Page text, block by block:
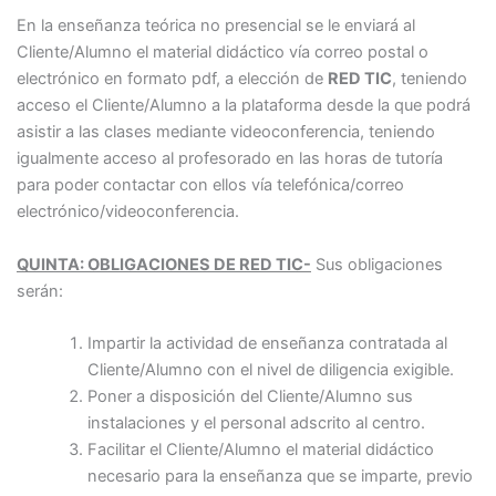
En la enseñanza teórica no presencial se le enviará al
Cliente/Alumno el material didáctico vía correo postal o
electrónico en formato pdf, a elección de RED TIC, teniendo
acceso el Cliente/Alumno a la plataforma desde la que podrá
asistir a las clases mediante videoconferencia, teniendo
igualmente acceso al profesorado en las horas de tutoría
para poder contactar con ellos vía telefónica/correo
electrónico/videoconferencia.
QUINTA: OBLIGACIONES DE RED TIC- Sus obligaciones
serán:
Impartir la actividad de enseñanza contratada al
Cliente/Alumno con el nivel de diligencia exigible.
Poner a disposición del Cliente/Alumno sus
instalaciones y el personal adscrito al centro.
Facilitar el Cliente/Alumno el material didáctico
necesario para la enseñanza que se imparte, previo